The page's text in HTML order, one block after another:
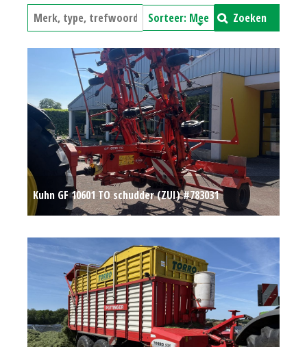
Zoeken
Kuhn GF 10601 TO schudder (ZUI) #783031